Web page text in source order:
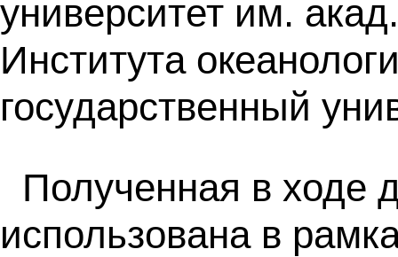
университет им.
Института
государственный
Полученная в ходе
использована в